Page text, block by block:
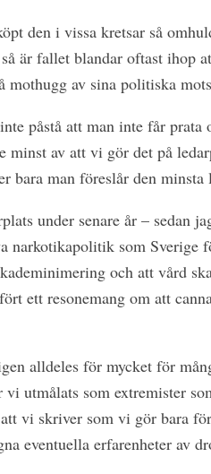
den i vissa kretsar så
är ­fallet blandar oftast ihop
mothugg av sina politiska
påstå att man inte får prata
minst av att vi gör det på
bara man föreslår den
under senare år – sedan
narkotikapolitik som
och att vård
ett resonemang om att
alldeles för mycket för
vi utmålats som extremister
vi skriver som vi gör bara
eventuella erfarenheter av